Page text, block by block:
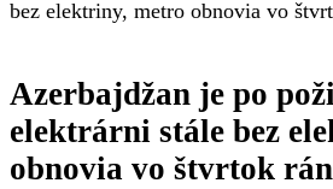
bez elektriny, metro obnovia vo
Azerbajdžan je po
elektrárni stále bez
obnovia vo štvrtok